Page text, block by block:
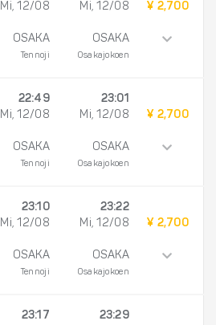
Mi, 12/08
OSAKA
Tennoji
Mi, 12/08
OSAKA
Osakajokoen
¥ 2,700
22:49
Mi, 12/08
OSAKA
Tennoji
23:01
Mi, 12/08
OSAKA
Osakajokoen
¥ 2,700
23:10
Mi, 12/08
OSAKA
Tennoji
23:22
Mi, 12/08
OSAKA
Osakajokoen
¥ 2,700
23:17
23:29